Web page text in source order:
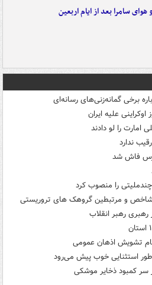
سامرا بعد از ایام اربعین
برخی گمانه‌زنی‌های رسانه‌ای
علیه ایران
امارت را لو دادند
ندارد
چندملیتی را منصوب کرد
طور استثنایی خوب پیش می‌رود
کمبود ذخایر موشکی